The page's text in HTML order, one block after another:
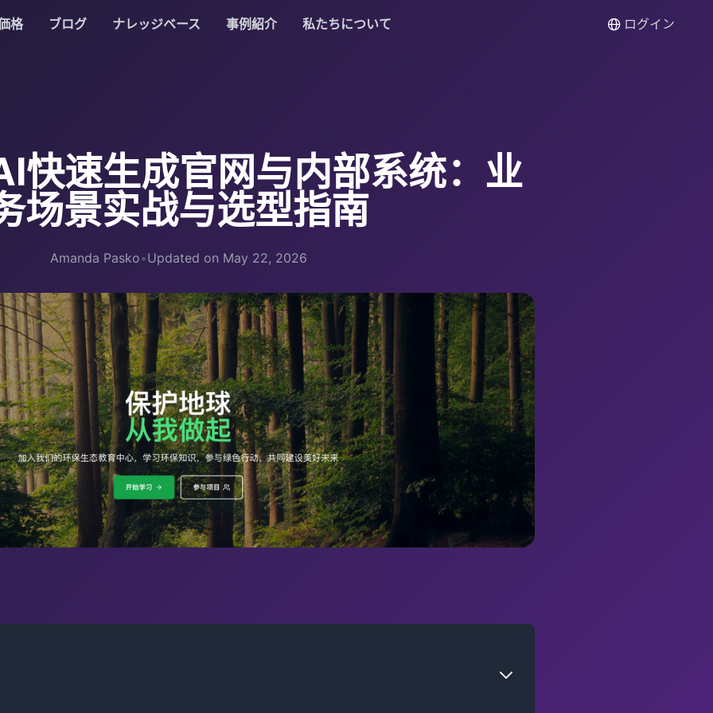
格 ブログ ナレッジベース 事例紹介 私たちについて ログイン
快速生成官网与内部系统：业
场景实战与选型指南
Amanda Pasko•Updated on May 22, 2026